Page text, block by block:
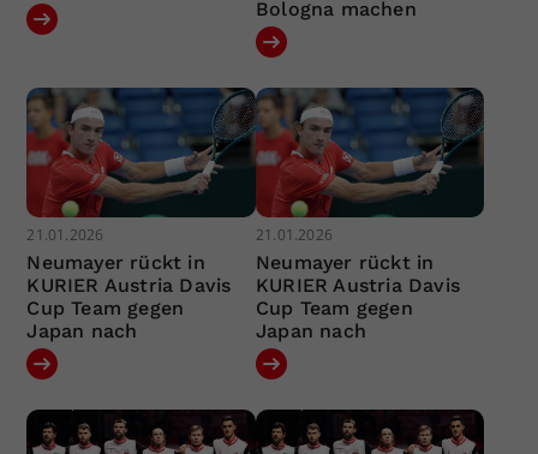
Bologna machen
21.01.2026
Neumayer rückt in
KURIER Austria Davis
Cup Team gegen
Japan nach
21.01.2026
Neumayer rückt in
KURIER Austria Davis
Cup Team gegen
Japan nach